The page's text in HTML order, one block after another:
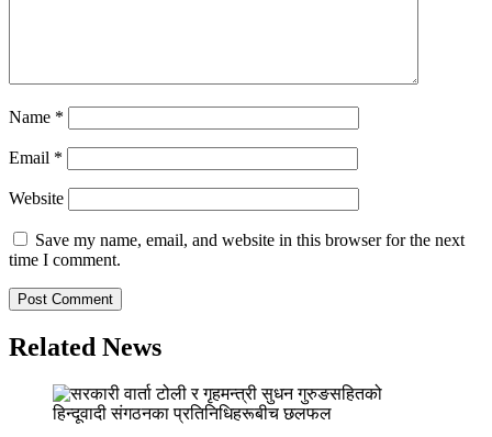
Name *
Email *
Website
Save my name, email, and website in this browser for the next
time I comment.
Related News